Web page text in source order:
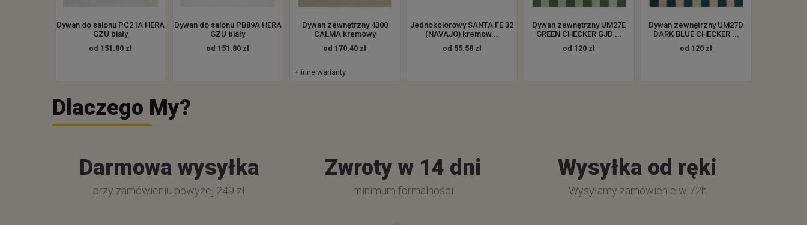
Dywan do salonu PC21A HERA
GZU biały
od 151.80 zł
Dywan do salonu PB89A HERA
GZU biały
od 151.80 zł
Dywan zewnętrzny 4300
CALMA kremowy
od 170.40 zł
+ inne warianty
Jednokolorowy SANTA FE 32
(NAVAJO) kremow...
od 55.58 zł
Dywan zewnętrzny UM27E
GREEN CHECKER GJD ...
od 120 zł
Dywan zewnętrzny UM27D
DARK BLUE CHECKER ...
od 120 zł
Dlaczego My?
Darmowa wysyłka
przy zamówieniu powyżej 249 zł
Zwroty w 14 dni
minimum formalności
Wysyłka od ręki
Wysyłamy zamówienie w 72h